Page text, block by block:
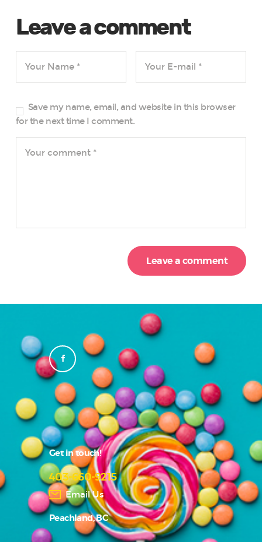
Leave a comment
Save my name, email, and website in this browser
for the next time I comment.
Get in touch!
403-660-9215
Email Us
Peachland, BC